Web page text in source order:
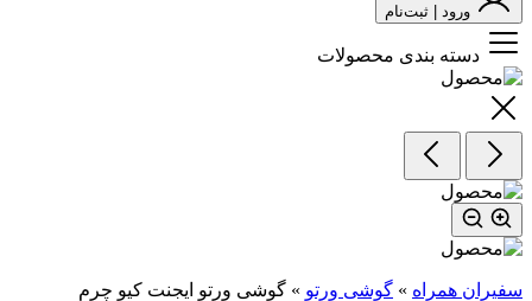
ورود | ثبت‌نام
دسته بندی محصولات
سفیران همراه » گوشی ورتو » گوشی ورتو ایجنت کیو ‌چرم